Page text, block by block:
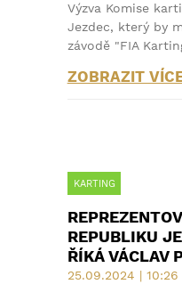
Výzva Komise
Jezdec, který by
závodě "FIA
ZOBRAZIT
KARTING
REPUBLIKU
ŘÍKÁ VÁCLAV
25.09.2024 | 10:26